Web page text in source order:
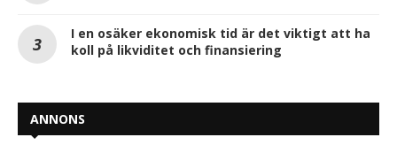
I en osäker ekonomisk tid är det viktigt att ha
koll på likviditet och finansiering
ANNONS